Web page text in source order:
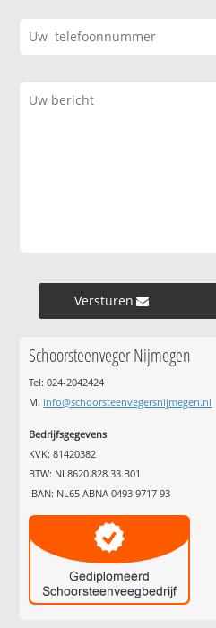
Versturen »
Schoorsteenveger Nijmegen
Tel: 024-2042424
M: info@schoorsteenvegersnijmegen.nl
Bedrijfsgegevens
KVK: 81420382
BTW: NL8620.828.33.B01
IBAN: NL65 ABNA 0493 9717 93